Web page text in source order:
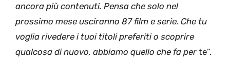
ancora più contenuti. Pensa che solo nel
prossimo mese usciranno 87 film e serie. Che tu
voglia rivedere i tuoi titoli preferiti o scoprire
qualcosa di nuovo, abbiamo quello che fa per te”.